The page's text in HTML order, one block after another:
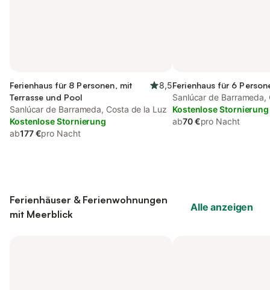
Ferienhaus für 8 Personen, mit
Terrasse und Pool
8,5
Sanlúcar de Barrameda, Costa de la Luz
Kostenlose Stornierung
ab177 €pro Nacht
Ferienhaus für 6
Sanlúcar de Barrameda,
Kostenlose Stornierung
ab70 €pro Nacht
Ferienhäuser & Ferienwohnungen
mit Meerblick
Alle anzeigen